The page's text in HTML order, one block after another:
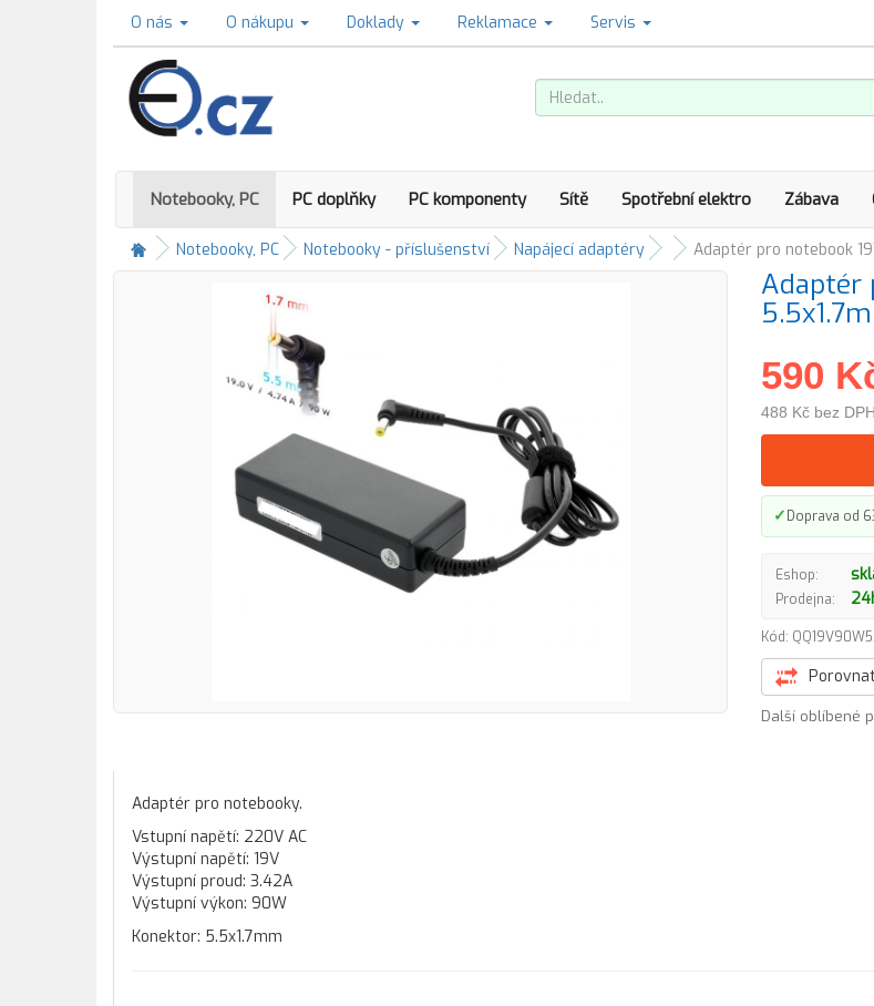
O nás O nákupu Doklady Reklamace Servis
Notebooky, PC PC doplňky PC komponenty Sítě Spotřební elektro Zábava
Notebooky, PC Notebooky - příslušenství Napájecí adaptéry Adaptér pro notebook
Adaptér
590
488 Kč bez DPH
✓Doprava od
Eshop:
Prodejna:
Kód:
Další oblíbené
Adaptér pro notebooky.
Vstupní napětí: 220V AC
Výstupní napětí: 19V
Výstupní proud: 3.42A
Výstupní výkon: 90W
Konektor: 5.5x1.7mm